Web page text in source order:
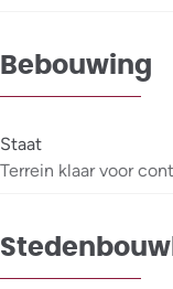
Bebouwing
Staat
Terrein klaar voor